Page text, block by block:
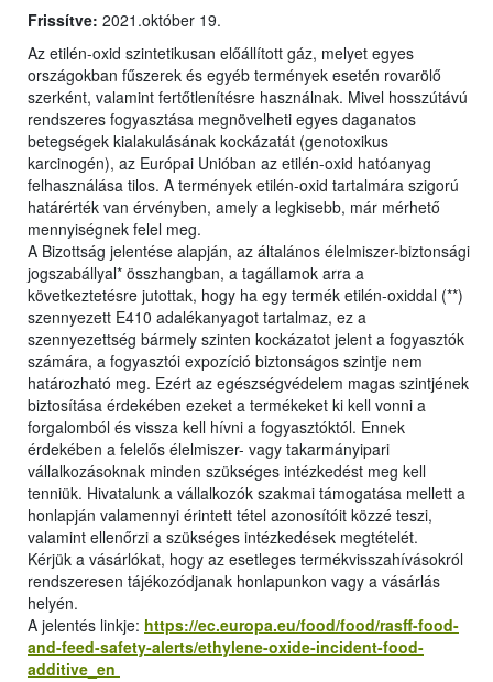
Frissítve: 2021.október 19.
Az etilén-oxid szintetikusan előállított gáz, melyet egyes
országokban fűszerek és egyéb termények esetén rovarölő
szerként, valamint fertőtlenítésre használnak. Mivel hosszútávú
rendszeres fogyasztása megnövelheti egyes daganatos
betegségek kialakulásának kockázatát (genotoxikus
karcinogén), az Európai Unióban az etilén-oxid hatóanyag
felhasználása tilos. A termények etilén-oxid tartalmára szigorú
határérték van érvényben, amely a legkisebb, már mérhető
mennyiségnek felel meg.
A Bizottság jelentése alapján, az általános élelmiszer-biztonsági
jogszabállyal* összhangban, a tagállamok arra a
következtetésre jutottak, hogy ha egy termék etilén-oxiddal (**)
szennyezett E410 adalékanyagot tartalmaz, ez a
szennyezettség bármely szinten kockázatot jelent a fogyasztók
számára, a fogyasztói expozíció biztonságos szintje nem
határozható meg. Ezért az egészségvédelem magas szintjének
biztosítása érdekében ezeket a termékeket ki kell vonni a
forgalomból és vissza kell hívni a fogyasztóktól. Ennek
érdekében a felelős élelmiszer- vagy takarmányipari
vállalkozásoknak minden szükséges intézkedést meg kell
tenniük. Hivatalunk a vállalkozók szakmai támogatása mellett a
honlapján valamennyi érintett tétel azonosítóit közzé teszi,
valamint ellenőrzi a szükséges intézkedések megtételét.
Kérjük a vásárlókat, hogy az esetleges termékvisszahívásokról
rendszeresen tájékozódjanak honlapunkon vagy a vásárlás
helyén.
A jelentés linkje: https://ec.europa.eu/food/food/rasff-food-
and-feed-safety-alerts/ethylene-oxide-incident-food-
additive_en